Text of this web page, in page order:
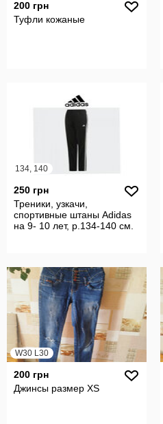
200 грн
Туфли кожаные
134, 140
250 грн
Треники, узкачи,
спортивные штаны Adidas
на 9- 10 лет, р.134-140 см.
W30 L30
200 грн
Джинсы размер XS